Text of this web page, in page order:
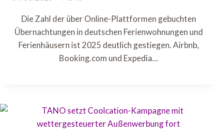
Die Zahl der über Online-Plattformen gebuchten
Übernachtungen in deutschen Ferienwohnungen und
Ferienhäusern ist 2025 deutlich gestiegen. Airbnb,
Booking.com und Expedia…